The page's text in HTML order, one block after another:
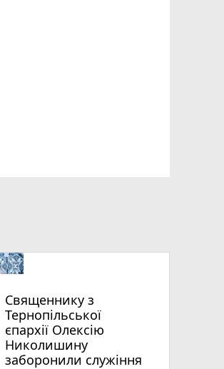
Священнику з
Тернопільської
єпархії Олексію
Николишину
заборонили служіння